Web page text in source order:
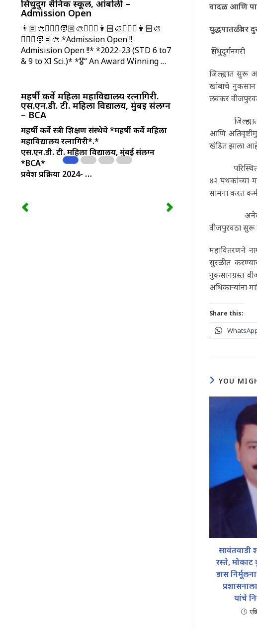
वादळ आणि
युद्धपातळीवर
सिंधुदुर्गनगरी
जिल्ह्यात सुरू
खांबांचे
लवकर
जिल्ह्यात
आणि
खंडित झाला
परिस्थितीचे
४२ पथकांच्या
सामना करत
अनेक
वीजपुरवठा सुरू
महावितरणने
सुरळीत
नुकसानग्रस्त
अधिकाऱ्यांना
Share this:
YOU
सावंतवाडी
रस्ते, मोकाट
डास
यांचे
सिंधुदुर्ग सैनिक स्कूल, आंबोली –
Admission Open
👨🏻‍🎨🧑🏻‍✈️🧑🏻‍🎨👩🏻‍✈️👩🏻‍🎨🧑🏻‍✈️👨🏻‍🎨
👩🏻‍✈️🧑🏻‍🎨 *Admission Open !!
Admisision Open !!* *2022-23 (STD 6 to7
& 9 to XI Sci.)* *🎖️“ An Award Winning …
महर्षी कर्वे महिला महाविद्यालय रत्नागिरी.
एस.एन.डी. टी. महिला विद्यालय, मुंबई संलग्न
– BCA
महर्षी कर्वे स्त्री शिक्षण संस्थेचे*महर्षी कर्वे महिला
महाविद्यालय रत्नागिरी*.*
एस.एन.डी. टी. महिला विद्यालय, मुंबई संलग्न
*BCA*
प्रवेश प्रक्रिया 2024- …